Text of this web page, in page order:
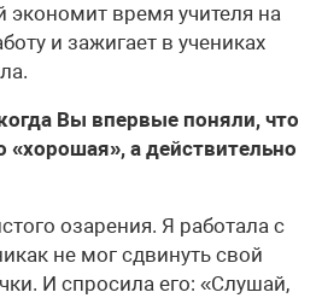
экономит время учителя на
и зажигает в учениках
Вы впервые поняли, что
«хорошая», а действительно
озарения. Я работала с
не мог сдвинуть свой
И спросила его: «Слушай,